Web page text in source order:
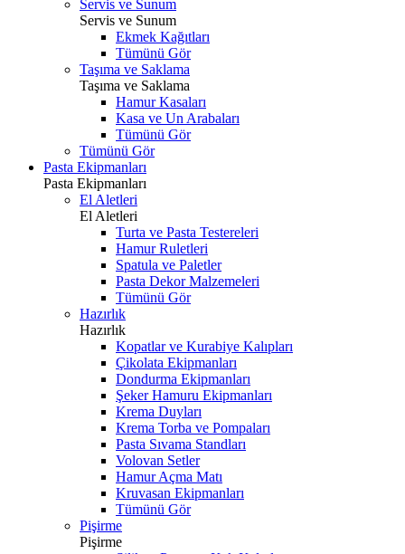
Servis ve Sunum
Servis ve Sunum
Ekmek Kağıtları
Tümünü Gör
Taşıma ve Saklama
Taşıma ve Saklama
Hamur Kasaları
Kasa ve Un Arabaları
Tümünü Gör
Tümünü Gör
Pasta Ekipmanları
Pasta Ekipmanları
El Aletleri
El Aletleri
Turta ve Pasta Testereleri
Hamur Ruletleri
Spatula ve Paletler
Pasta Dekor Malzemeleri
Tümünü Gör
Hazırlık
Hazırlık
Kopatlar ve Kurabiye Kalıpları
Çikolata Ekipmanları
Dondurma Ekipmanları
Şeker Hamuru Ekipmanları
Krema Duyları
Krema Torba ve Pompaları
Pasta Sıvama Standları
Volovan Setler
Hamur Açma Matı
Kruvasan Ekipmanları
Tümünü Gör
Pişirme
Pişirme